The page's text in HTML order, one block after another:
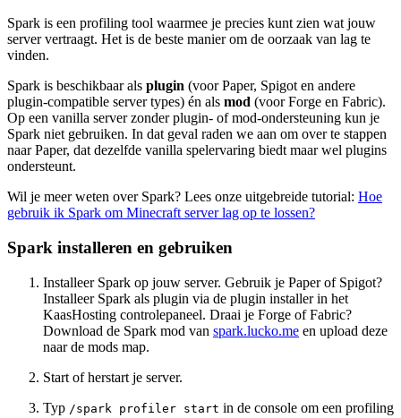
Spark is een profiling tool waarmee je precies kunt zien wat jouw
server vertraagt. Het is de beste manier om de oorzaak van lag te
vinden.
Spark is beschikbaar als plugin (voor Paper, Spigot en andere
plugin-compatible server types) én als mod (voor Forge en Fabric).
Op een vanilla server zonder plugin- of mod-ondersteuning kun je
Spark niet gebruiken. In dat geval raden we aan om over te stappen
naar Paper, dat dezelfde vanilla spelervaring biedt maar wel plugins
ondersteunt.
Wil je meer weten over Spark? Lees onze uitgebreide tutorial: Hoe
gebruik ik Spark om Minecraft server lag op te lossen?
Spark installeren en gebruiken
Installeer Spark op jouw server. Gebruik je Paper of Spigot?
Installeer Spark als plugin via de plugin installer in het
KaasHosting controlepaneel. Draai je Forge of Fabric?
Download de Spark mod van spark.lucko.me en upload deze
naar de mods map.
Start of herstart je server.
Typ /spark profiler start in de console om een profiling